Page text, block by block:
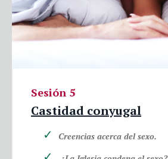
Sesión 5
Castidad conyugal
Creencias acerca del sexo.